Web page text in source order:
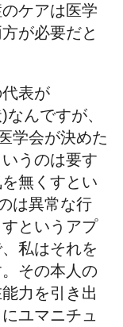
ケアは医学
が必要だと
表が
んですが、
学会が決めた
うのは要す
無くすとい
は異常な行
というアプ
私はそれを
その本人の
力を引き出
ユマニチュ